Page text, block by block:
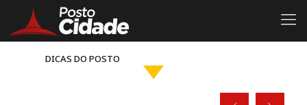
#FaçaOTeste
DICAS DO POSTO